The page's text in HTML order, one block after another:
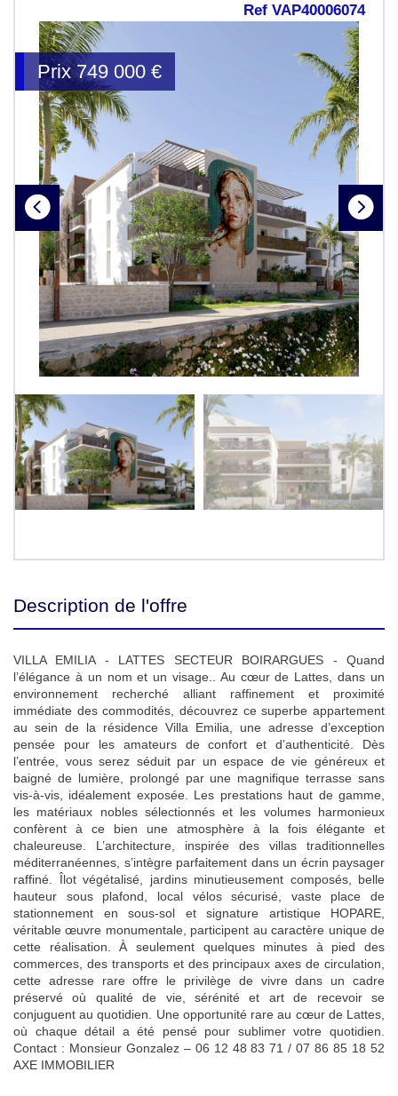
Ref VAP40006074
Prix 749 000 €
Description de l'offre
VILLA EMILIA - LATTES SECTEUR BOIRARGUES - Quand
l’élégance à un nom et un visage.. Au cœur de Lattes, dans un
environnement recherché alliant raffinement et proximité
immédiate des commodités, découvrez ce superbe appartement
au sein de la résidence Villa Emilia, une adresse d’exception
pensée pour les amateurs de confort et d’authenticité. Dès
l’entrée, vous serez séduit par un espace de vie généreux et
baigné de lumière, prolongé par une magnifique terrasse sans
vis-à-vis, idéalement exposée. Les prestations haut de gamme,
les matériaux nobles sélectionnés et les volumes harmonieux
confèrent à ce bien une atmosphère à la fois élégante et
chaleureuse. L’architecture, inspirée des villas traditionnelles
méditerranéennes, s’intègre parfaitement dans un écrin paysager
raffiné. Îlot végétalisé, jardins minutieusement composés, belle
hauteur sous plafond, local vélos sécurisé, vaste place de
stationnement en sous-sol et signature artistique HOPARE,
véritable œuvre monumentale, participent au caractère unique de
cette réalisation. À seulement quelques minutes à pied des
commerces, des transports et des principaux axes de circulation,
cette adresse rare offre le privilège de vivre dans un cadre
préservé où qualité de vie, sérénité et art de recevoir se
conjuguent au quotidien. Une opportunité rare au cœur de Lattes,
où chaque détail a été pensé pour sublimer votre quotidien.
Contact : Monsieur Gonzalez – 06 12 48 83 71 / 07 86 85 18 52
AXE IMMOBILIER